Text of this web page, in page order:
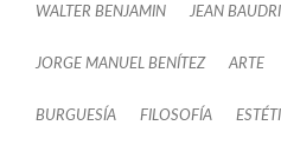
WALTER BENJAMIN JEAN
JORGE MANUEL BENÍTEZ ARTE
BURGUESÍA FILOSOFÍA